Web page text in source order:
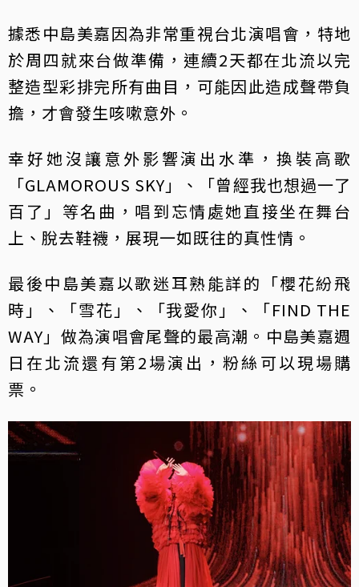
據悉中島美嘉因為非常重視台北演唱會，特地
於周四就來台做準備，連續2天都在北流以完
整造型彩排完所有曲目，可能因此造成聲帶負
擔，才會發生咳嗽意外。
幸好她沒讓意外影響演出水準，換裝高歌
「GLAMOROUS SKY」、「曾經我也想過一了
百了」等名曲，唱到忘情處她直接坐在舞台
上、脫去鞋襪，展現一如既往的真性情。
最後中島美嘉以歌迷耳熟能詳的「櫻花紛飛
時」、「雪花」、「我愛你」、「FIND THE
WAY」做為演唱會尾聲的最高潮。中島美嘉週
日在北流還有第2場演出，粉絲可以現場購
票。